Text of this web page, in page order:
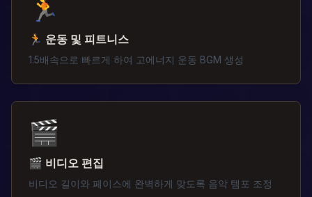
🏃
🏃 운동 및 피트니스
1.5배속으로 빠르게 하여 고에너지 운동 BGM 생성
🎬
🎬 비디오 편집
비디오 길이와 페이스에 완벽하게 맞도록 음악 템포 조정